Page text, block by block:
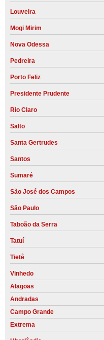
Louveira
Mogi Mirim
Nova Odessa
Pedreira
Porto Feliz
Presidente Prudente
Rio Claro
Salto
Santa Gertrudes
Santos
Sumaré
São José dos Campos
São Paulo
Taboão da Serra
Tatuí
Tietê
Vinhedo
Alagoas
Andradas
Campo Grande
Extrema